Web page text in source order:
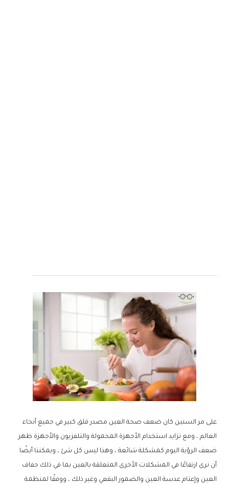
على مر السنين كان ضعف صحة العين مصدر قلق كبير في جميع أنحاء
العالم ، ومع تزايد استخدام الأجهزة المحمولة والتلفزيون والأجهزة ظهر
ضعف الرؤية اليوم كمشكلة شائعة ، وهذا ليس كل شئ ، ويمكننا أيضًا
أن نرى ارتفاعًا في المشكلات الأخرى المتعلقة بالعين بما في ذلك جفاف
العين وإعتام عدسة العين والضمور البقعي وغير ذلك ، ووفقًا لمنظمة